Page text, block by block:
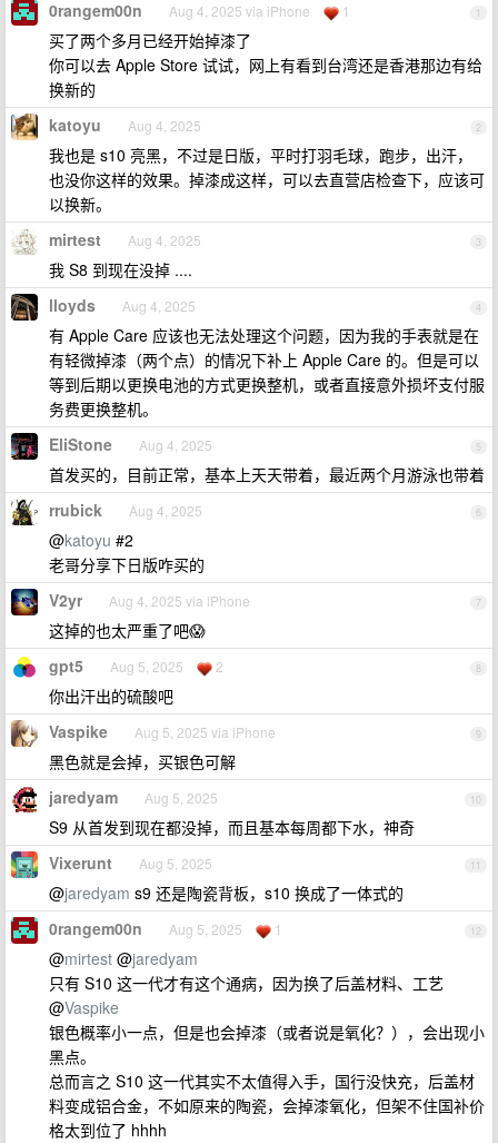
1
0rangem00n Aug 4, 2025 via iPhone 1
买了两个多月已经开始掉漆了
你可以去 Apple Store 试试，网上有看到台湾还是香港那边有给
换新的
2
katoyu Aug 4, 2025
我也是 s10 亮黑，不过是日版，平时打羽毛球，跑步，出汗，
也没你这样的效果。掉漆成这样，可以去直营店检查下，应该可
以换新。
3
mirtest Aug 4, 2025
我 S8 到现在没掉 ....
4
lloyds Aug 4, 2025
有 Apple Care 应该也无法处理这个问题，因为我的手表就是在
有轻微掉漆（两个点）的情况下补上 Apple Care 的。但是可以
等到后期以更换电池的方式更换整机，或者直接意外损坏支付服
务费更换整机。
5
EliStone Aug 4, 2025
首发买的，目前正常，基本上天天带着，最近两个月游泳也带着
6
rrubick Aug 4, 2025
@katoyu #2
老哥分享下日版咋买的
7
V2yr Aug 4, 2025 via iPhone
这掉的也太严重了吧😱
8
gpt5 Aug 5, 2025 2
你出汗出的硫酸吧
9
Vaspike Aug 5, 2025 via iPhone
黑色就是会掉，买银色可解
10
jaredyam Aug 5, 2025
S9 从首发到现在都没掉，而且基本每周都下水，神奇
11
Vixerunt Aug 5, 2025
@jaredyam s9 还是陶瓷背板，s10 换成了一体式的
12
0rangem00n Aug 5, 2025 1
@mirtest @jaredyam
只有 S10 这一代才有这个通病，因为换了后盖材料、工艺
@Vaspike
银色概率小一点，但是也会掉漆（或者说是氧化？），会出现小
黑点。
总而言之 S10 这一代其实不太值得入手，国行没快充，后盖材
料变成铝合金，不如原来的陶瓷，会掉漆氧化，但架不住国补价
格太到位了 hhhh